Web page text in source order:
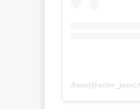
Jisoo(@actor_jisoo)